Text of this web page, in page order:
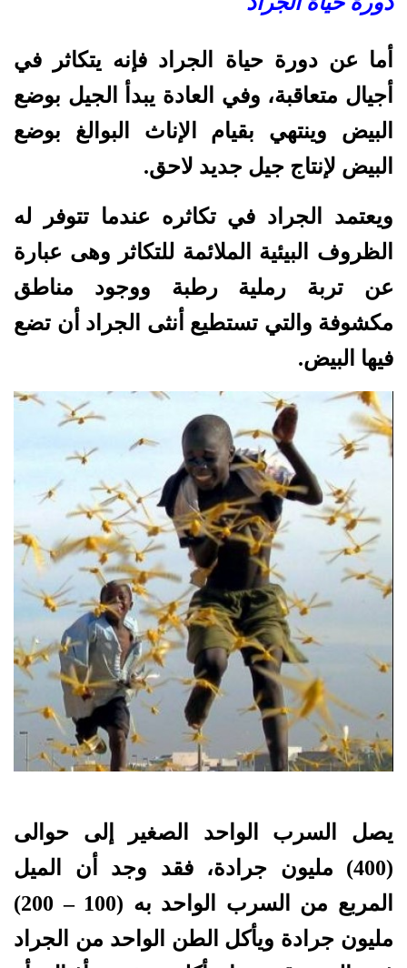
أما عن دورة حياة الجراد فإنه يتكاثر في
أجيال متعاقبة، وفي العادة يبدأ الجيل بوضع
البيض وينتهي بقيام الإناث البوالغ بوضع
البيض لإنتاج جيل جديد لاحق.
ويعتمد الجراد في تكاثره عندما تتوفر له
الظروف البيئية الملائمة للتكاثر وهى عبارة
عن تربة رملية رطبة ووجود مناطق
مكشوفة والتي تستطيع أنثى الجراد أن تضع
فيها البيض.
يصل السرب الواحد الصغير إلى حوالى
(400) مليون جرادة، فقد وجد أن الميل
المربع من السرب الواحد به (100 – 200)
مليون جرادة ويأكل الطن الواحد من الجراد